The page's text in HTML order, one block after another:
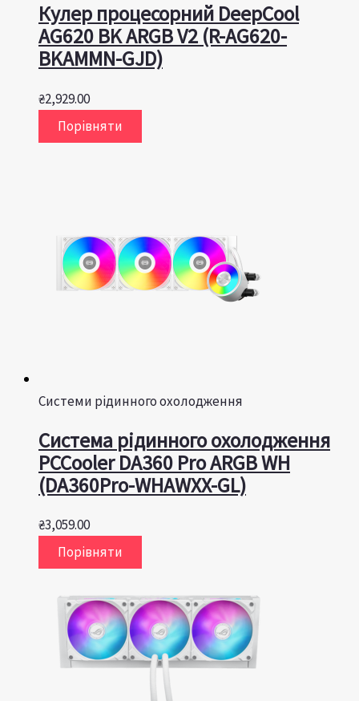
Кулер процесорний DeepCool
AG620 BK ARGB V2 (R-AG620-
BKAMMN-GJD)
₴2,929.00
Порівняти
Системи рідинного охолодження
Система рідинного охолодження
PCCooler DA360 Pro ARGB WH
(DA360Pro-WHAWXX-GL)
₴3,059.00
Порівняти